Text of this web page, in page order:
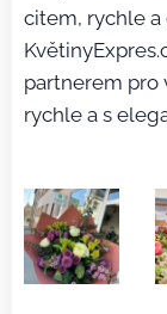
citem, rychle a
partnerem pro
rychle a s